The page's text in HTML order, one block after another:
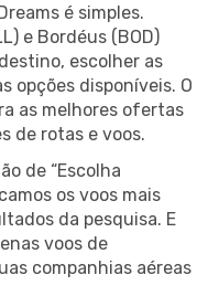
é simples.
e Bordéus (BOD)
escolher as
opções disponíveis. O
as melhores ofertas
de rotas e voos.
de “Escolha
os voos mais
da pesquisa. E
voos de
companhias aéreas